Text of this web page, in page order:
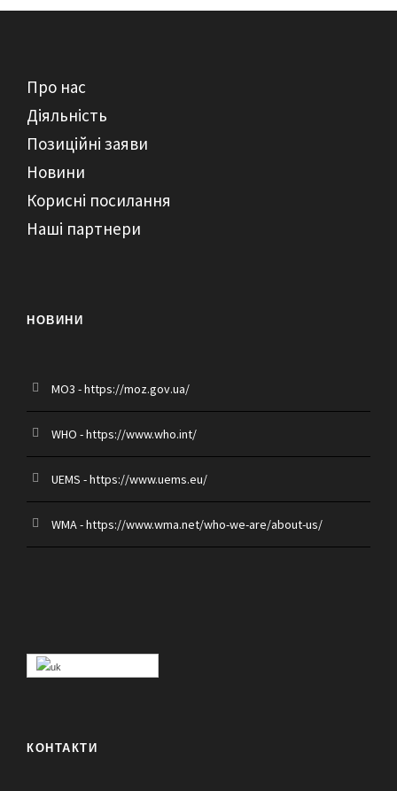
Про нас
Діяльність
Позиційні заяви
Новини
Корисні посилання
Наші партнери
НОВИНИ
MO3 - https://moz.gov.ua/
WHO - https://www.who.int/
UEMS - https://www.uems.eu/
WMA - https://www.wma.net/who-we-are/about-us/
КОНТАКТИ